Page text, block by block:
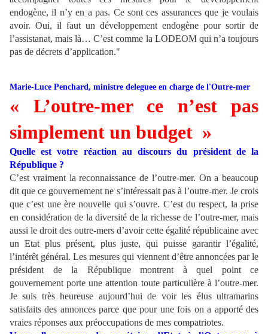
endogène, il n’y en a pas. Ce sont ces assurances que je voulais
avoir. Oui, il faut un développement endogène pour sortir de
l’assistanat, mais là… C’est comme la LODEOM qui n’a toujours
pas de décrets d’application."
Marie-Luce Penchard, ministre deleguee en charge de l'Outre-mer
« L’outre-mer ce n’est pas
simplement un budget »
Quelle est votre réaction au discours du président de la
République ?
C’est vraiment la reconnaissance de l’outre-mer. On a beaucoup
dit que ce gouvernement ne s’intéressait pas à l’outre-mer. Je crois
que c’est une ère nouvelle qui s’ouvre. C’est du respect, la prise
en considération de la diversité de la richesse de l’outre-mer, mais
aussi le droit des outre-mers d’avoir cette égalité républicaine avec
un Etat plus présent, plus juste, qui puisse garantir l’égalité,
l’intérêt général. Les mesures qui viennent d’être annoncées par le
président de la République montrent à quel point ce
gouvernement porte une attention toute particulière à l’outre-mer.
Je suis très heureuse aujourd’hui de voir les élus ultramarins
satisfaits des annonces parce que pour une fois on a apporté des
vraies réponses aux préoccupations de mes compatriotes.